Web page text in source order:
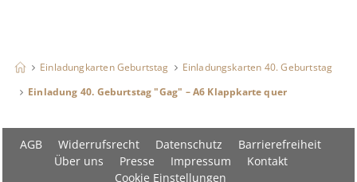
Einladungkarten Geburtstag
Einladungskarten 40. Geburtstag
Einladung 40. Geburtstag "Gag" – A6 Klappkarte quer
AGB Widerrufsrecht Datenschutz
Barrierefreiheit
Über uns
Presse Impressum
Kontakt
Cookie Einstellungen